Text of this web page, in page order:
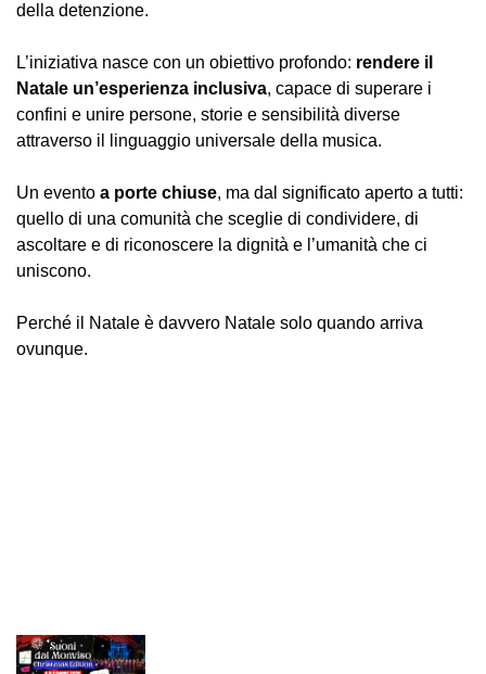
della detenzione.
L’iniziativa nasce con un obiettivo profondo: rendere il
Natale un’esperienza inclusiva, capace di superare i
confini e unire persone, storie e sensibilità diverse
attraverso il linguaggio universale della musica.
Un evento a porte chiuse, ma dal significato aperto a tutti:
quello di una comunità che sceglie di condividere, di
ascoltare e di riconoscere la dignità e l’umanità che ci
uniscono.
Perché il Natale è davvero Natale solo quando arriva
ovunque.